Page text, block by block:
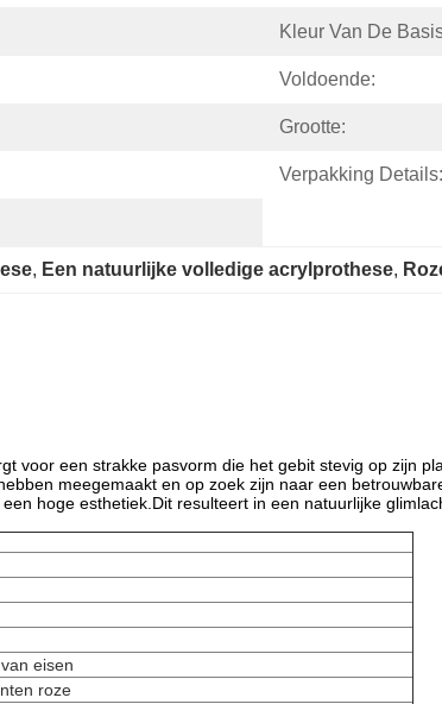
Kleur Van De
Voldoende:
Grootte:
Verpakking Details:
, Een natuurlijke volledige acrylprothese,
voor een strakke pasvorm die het gebit stevig op zijn
meegemaakt en op zoek zijn naar een
hoge esthetiek.Dit resulteert in een natuurlijke
eisen
roze